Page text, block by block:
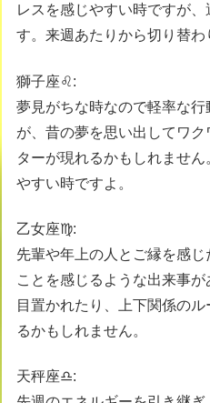
レスを感じやすい時ですが
す。来週あたりから切り替わ
獅子座♌️:
夢見がちな時なので軽率な
が、昔の夢を思い出してワ
ターが現れるかもしれませ
やすい時ですよ。
乙女座♍️:
先輩や年上の人とご縁を感
ことを感じるような出来事
目置かれたり、上下関係の
るかもしれません。
天秤座♎️: